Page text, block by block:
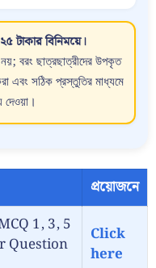
টাকার বিনিময়ে।
বরং ছাত্রছাত্রীদের উপকৃত
এবং সঠিক প্রস্তুতির মাধ্যমে
দেওয়া।
প্রয়োজনে
MCQ 1, 3, 5
Question
Click
here